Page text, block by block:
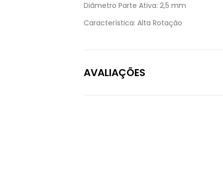
Diâmetro Parte Ativa: 2,5 mm
Característica: Alta Rotação
AVALIAÇÕES